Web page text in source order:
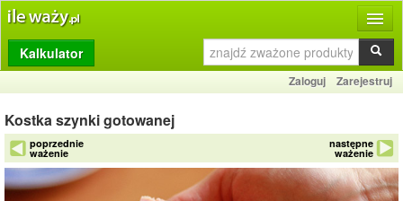
Produkty
Dziennik
Przelicznik
Porównywarka
Kalkulator
Zaloguj Zarejestruj
Kostka szynki gotowanej
poprzednie
ważenie
następne
ważenie